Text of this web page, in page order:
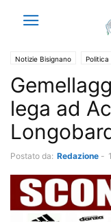
Notizie Bisignano Politica
lega ad
Postato da: Redazione -